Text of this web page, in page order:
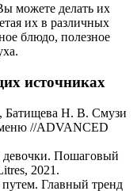
можете делать их
их в различных
блюдо, полезное
источниках
Н. В. Смузи
//ADVANCED
девочки. Пошаговый
2021.
Главный тренд